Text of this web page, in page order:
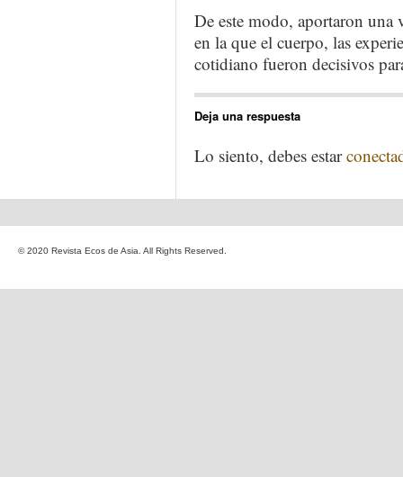
De este modo, aportaron una
en la que el cuerpo, las
cotidiano fueron decisivos
Deja una respuesta
Lo siento, debes estar
© 2020 Revista Ecos de Asia. All Rights Reserved.